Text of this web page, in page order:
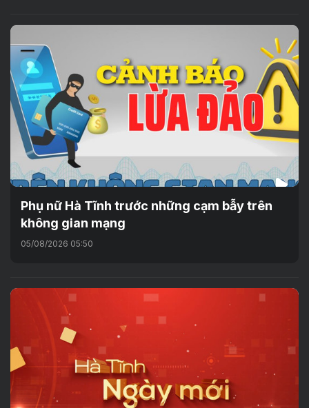
Phụ nữ Hà Tĩnh trước những cạm bẫy trên
không gian mạng
05/08/2026 05:50